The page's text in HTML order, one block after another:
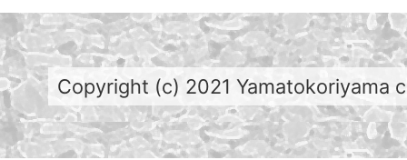
Copyright (c) 2021 Yamatokoriyama